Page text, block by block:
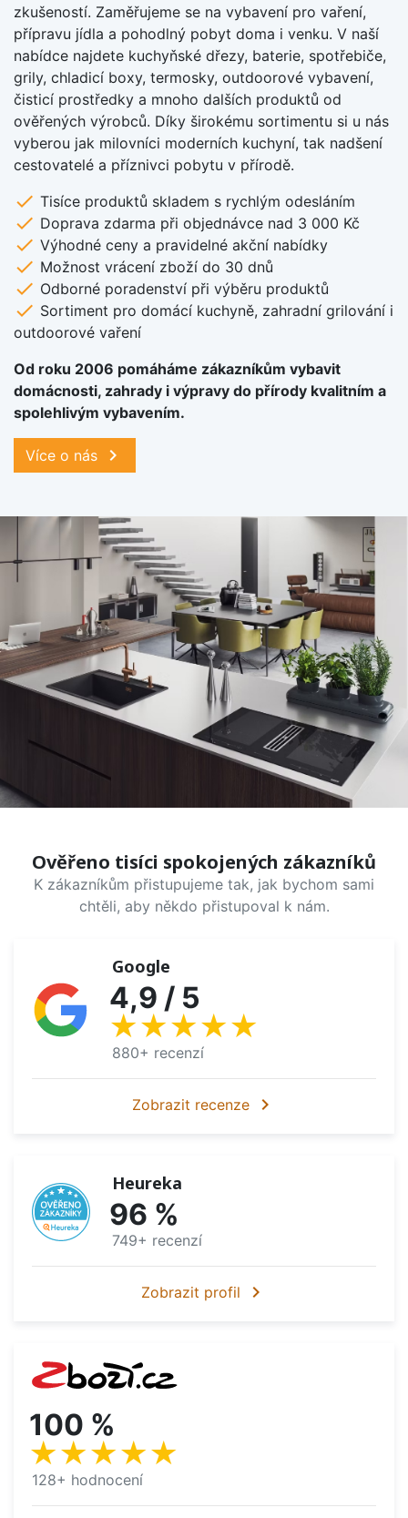
zkušeností. Zaměřujeme se na vybavení pro vaření,
přípravu jídla a pohodlný pobyt doma i venku. V naší
nabídce najdete kuchyňské dřezy, baterie, spotřebiče,
grily, chladicí boxy, termosky, outdoorové vybavení,
čisticí prostředky a mnoho dalších produktů od
ověřených výrobců. Díky širokému sortimentu si u nás
vyberou jak milovníci moderních kuchyní, tak nadšení
cestovatelé a příznivci pobytu v přírodě.
check Tisíce produktů skladem s rychlým odesláním
check Doprava zdarma při objednávce nad 3 000 Kč
check Výhodné ceny a pravidelné akční nabídky
check Možnost vrácení zboží do 30 dnů
check Odborné poradenství při výběru produktů
check Sortiment pro domácí kuchyně, zahradní grilování i
outdoorové vaření
Od roku 2006 pomáháme zákazníkům vybavit
domácnosti, zahrady i výpravy do přírody kvalitním a
spolehlivým vybavením.
Více o nás chevron_right
Ověřeno tisíci spokojených zákazníků
K zákazníkům přistupujeme tak, jak bychom sami
chtěli, aby někdo přistupoval k nám.
Google
4,9 / 5
★★★★★
880+ recenzí
Zobrazit recenze chevron_right
Heureka
96 %
749+ recenzí
Zobrazit profil chevron_right
100 %
★★★★★
128+ hodnocení